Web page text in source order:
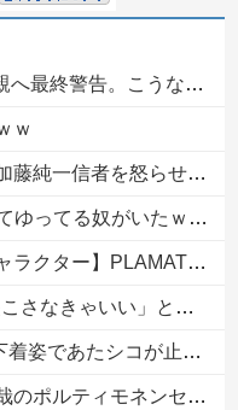
告。こうなってもいい？」
ｗ
った結果、好き嫌い5位にwwwwwwww
奴がいたｗｗｗｗｗｗｗ他
ちゃん」プラモデル【駿河屋 予約開始】
が反発、保険代が勿体無いし事故起こしたとして……
あたシコが止まらない
復帰に海外大騒ぎ！（海外の反応）